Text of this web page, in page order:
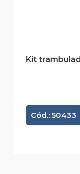
Kit
Cód.: 50433